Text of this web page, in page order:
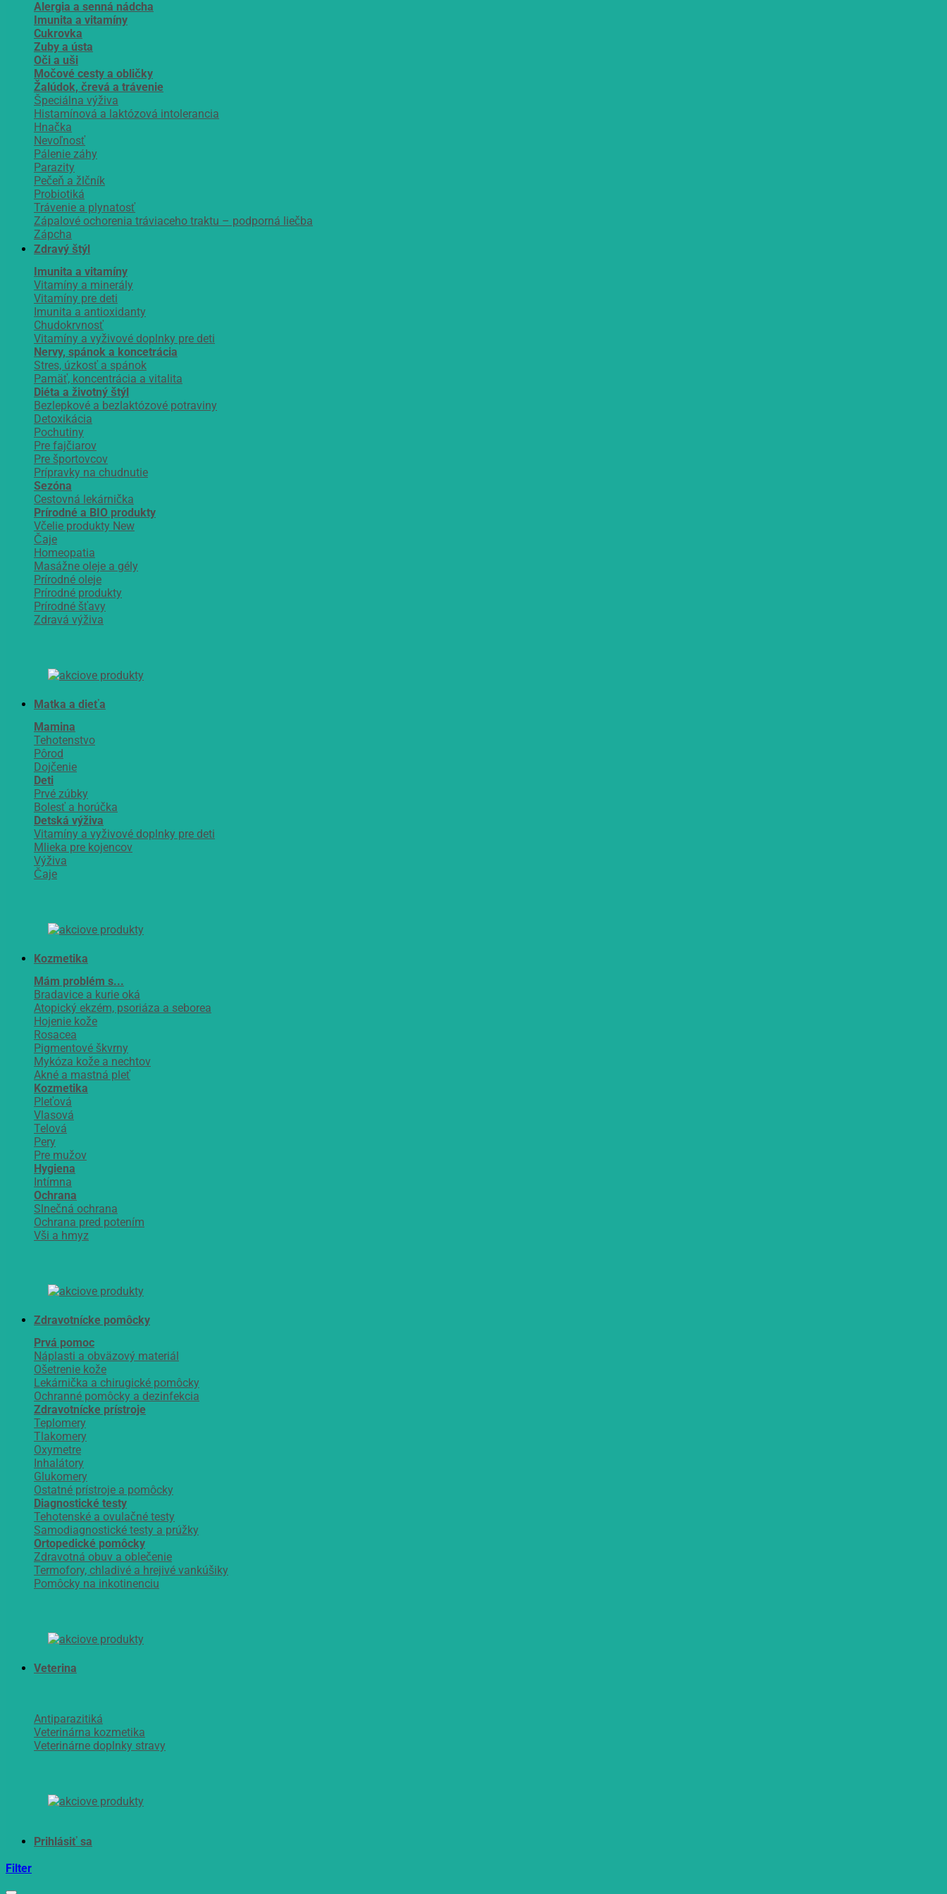
Alergia a senná nádcha
Imunita a vitamíny
Cukrovka
Zuby a ústa
Oči a uši
Močové cesty a obličky
Žalúdok, črevá a trávenie
Špeciálna výživa
Histamínová a laktózová intolerancia
Hnačka
Nevoľnosť
Pálenie záhy
Parazity
Pečeň a žlčník
Probiotiká
Trávenie a plynatosť
Zápalové ochorenia tráviaceho traktu – podporná liečba
Zápcha
Zdravý štýl
Imunita a vitamíny
Vitamíny a minerály
Vitamíny pre deti
Imunita a antioxidanty
Chudokrvnosť
Vitamíny a vyživové doplnky pre deti
Nervy, spánok a koncetrácia
Stres, úzkosť a spánok
Pamäť, koncentrácia a vitalita
Diéta a životný štýl
Bezlepkové a bezlaktózové potraviny
Detoxikácia
Pochutiny
Pre fajčiarov
Pre športovcov
Prípravky na chudnutie
Sezóna
Cestovná lekárnička
Prírodné a BIO produkty
Včelie produkty
Čaje
Homeopatia
Masážne oleje a gély
Prírodné oleje
Prírodné produkty
Prírodné šťavy
Zdravá výživa
Matka a dieťa
Mamina
Tehotenstvo
Pôrod
Dojčenie
Deti
Prvé zúbky
Bolesť a horúčka
Detská výživa
Vitamíny a vyživové doplnky pre deti
Mlieka pre kojencov
Výživa
Čaje
Kozmetika
Mám problém s...
Bradavice a kurie oká
Atopický ekzém, psoriáza a seborea
Hojenie kože
Rosacea
Pigmentové škvrny
Mykóza kože a nechtov
Akné a mastná pleť
Kozmetika
Pleťová
Vlasová
Telová
Pery
Pre mužov
Hygiena
Intímna
Ochrana
Slnečná ochrana
Ochrana pred potením
Vši a hmyz
Zdravotnícke pomôcky
Prvá pomoc
Náplasti a obväzový materiál
Ošetrenie kože
Lekárnička a chirugické pomôcky
Ochranné pomôcky a dezinfekcia
Zdravotnícke prístroje
Teplomery
Tlakomery
Oxymetre
Inhalátory
Glukomery
Ostatné prístroje a pomôcky
Diagnostické testy
Tehotenské a ovulačné testy
Samodiagnostické testy a prúžky
Ortopedické pomôcky
Zdravotná obuv a oblečenie
Termofory, chladivé a hrejivé vankúšiky
Pomôcky na inkotinenciu
Veterina
Antiparazitiká
Veterinárna kozmetika
Veterinárne doplnky stravy
Filter